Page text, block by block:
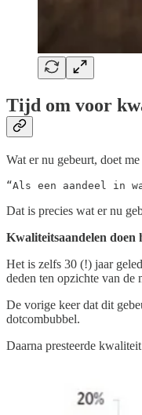
Tijd om voor
Wat er nu gebeurt, doet
“Als een aandeel in
Dat is precies wat er nu
Kwaliteitsaandelen doen
Het is zelfs 30 (!) jaar
deden ten opzichte van de
De vorige keer dat dit
dotcombubbel.
Daarna presteerde